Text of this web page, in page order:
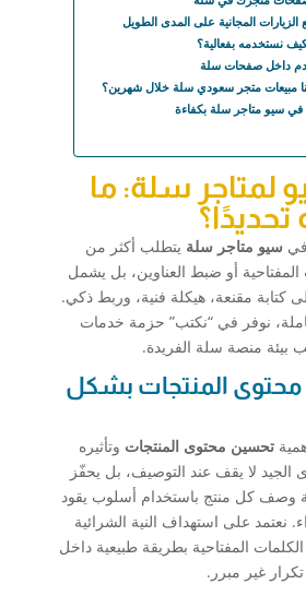
المجانية على المدى الطويل
نستخدمه بفعالية؟
داخل صفحات سلة
مبيعات متجر سعودي سلة خلال شهرين؟
سيو متاجر سلة بكفاءة
لمتاجر سلة: ما
سيو متاجر سلة يتطلب أكثر من
أو ضبط العناوين، بل يشمل
كتابة مقنعة، هيكلة فنية، وربط ذكي.
نوفر في “نكتب” حزمة خدمات
منصة سلة الفريدة.
محتوى المنتجات بشكل
تحسين محتوى المنتجات وتأثيره
الجيد لا يقف عند التوصيف، بل يحفّز
وصف كل منتج باستخدام أسلوب يقود
نعتمد على استهداف النية الشرائية
المفتاحية بطريقة طبيعية داخل
غير مبرر.